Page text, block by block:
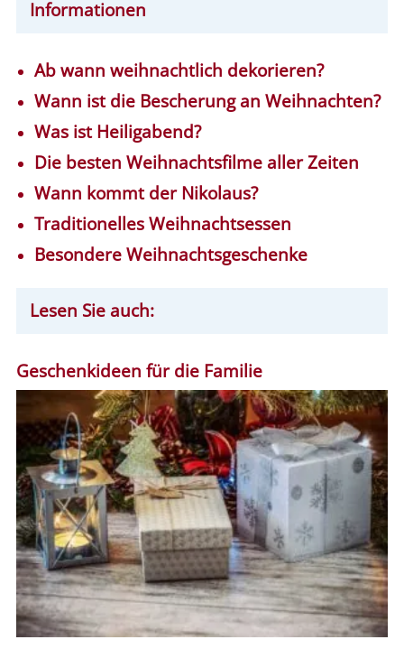
Informationen
Ab wann weihnachtlich dekorieren?
Wann ist die Bescherung an Weihnachten?
Was ist Heiligabend?
Die besten Weihnachtsfilme aller Zeiten
Wann kommt der Nikolaus?
Traditionelles Weihnachtsessen
Besondere Weihnachtsgeschenke
Lesen Sie auch:
Geschenkideen für die Familie